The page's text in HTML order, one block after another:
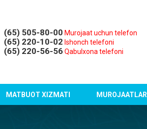
(65) 505-80-00 Murojaat uchun telefon
(65) 220-10-02 Ishonch telefoni
(65) 220-56-56 Qabulxona telefoni
MATBUOT XIZMATI MUROJAATLAR